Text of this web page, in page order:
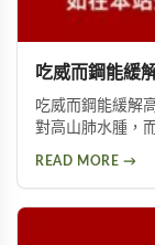
吃威而鋼能緩
吃威而鋼能緩解
對高山肺水腫，
READ MORE →